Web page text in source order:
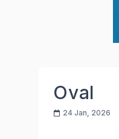
Oval
24 Jan, 2026